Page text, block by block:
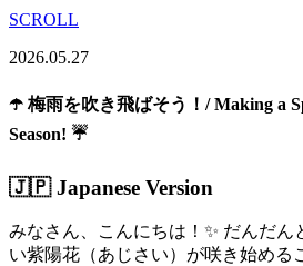
SCROLL
2026.05.27
☂️ 梅雨を吹き飛ばそう！/ Making a
Season! ☔
🇯🇵 Japanese Version
みなさん、こんにちは！✨ だんだん
い紫陽花（あじさい）が咲き始める